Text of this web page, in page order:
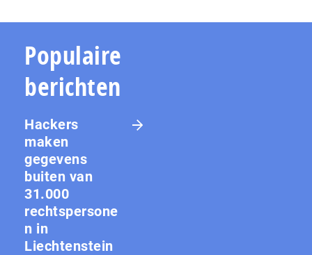
Populaire
berichten
Hackers
maken
gegevens
buiten van
31.000
rechtspersone
n in
Liechtenstein